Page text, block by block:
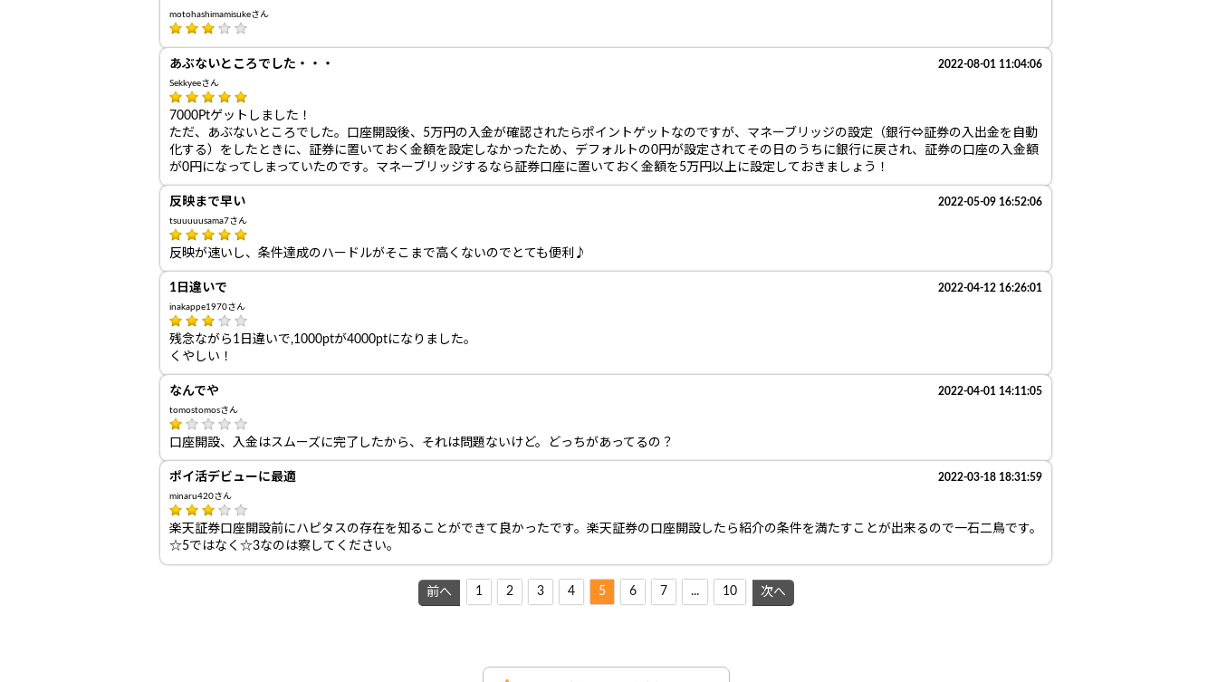
motohashimamisukeさん
あぶないところでした・・・ 2022-08-01 11:04:06
Sekkyeeさん
7000Ptゲットしました！
ただ、あぶないところでした。口座開設後、5万円の入金が確認されたらポイントゲットなのですが、マネーブリッジの設定（銀行⇔証券の入出金を自動
化する）をしたときに、証券に置いておく金額を設定しなかったため、デフォルトの0円が設定されてその日のうちに銀行に戻され、証券の口座の入金額
が0円になってしまっていたのです。マネーブリッジするなら証券口座に置いておく金額を5万円以上に設定しておきましょう！
反映まで早い 2022-05-09 16:52:06
tsuuuuusama7さん
反映が速いし、条件達成のハードルがそこまで高くないのでとても便利♪
1日違いで 2022-04-12 16:26:01
inakappe1970さん
残念ながら1日違いで,1000ptが4000ptになりました。
くやしい！
なんでや 2022-04-01 14:11:05
tomostomosさん
口座開設、入金はスムーズに完了したから、それは問題ないけど。どっちがあってるの？
ポイ活デビューに最適 2022-03-18 18:31:59
minaru420さん
楽天証券口座開設前にハピタスの存在を知ることができて良かったです。楽天証券の口座開設したら紹介の条件を満たすことが出来るので一石二鳥です。
☆5ではなく☆3なのは察してください。
前へ 1 2 3 4 5 6 7 ... 10 次へ